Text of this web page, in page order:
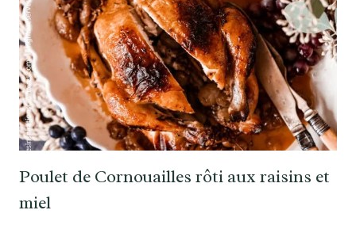
Poulet de Cornouailles rôti aux raisins et
miel